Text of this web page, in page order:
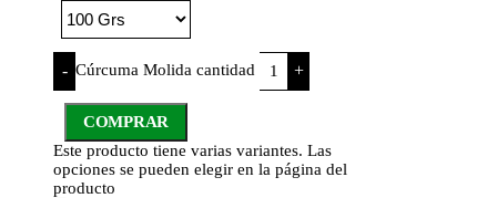
- Cúrcuma Molida cantidad +
COMPRAR
Este producto tiene varias variantes. Las
opciones se pueden elegir en la página del
producto